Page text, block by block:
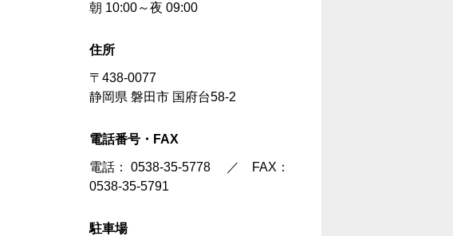
朝 10:00～夜 09:00
住所
〒438-0077
静岡県 磐田市 国府台58-2
電話番号・FAX
電話： 0538-35-5778
／ FAX：
0538-35-5791
駐車場